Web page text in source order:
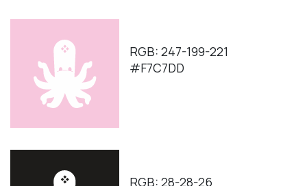
RGB: 247-199-221
#F7C7DD
RGB: 28-28-26